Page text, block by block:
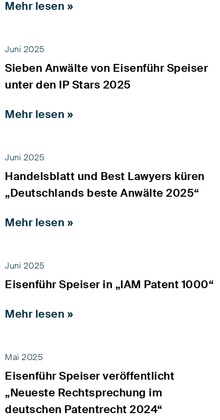
Mehr lesen »
Juni 2025
Sieben Anwälte von Eisenführ Speiser
unter den IP Stars 2025
Mehr lesen »
Juni 2025
Handelsblatt und Best Lawyers küren
„Deutschlands beste Anwälte 2025“
Mehr lesen »
Juni 2025
Eisenführ Speiser in „IAM Patent 1000“
Mehr lesen »
Mai 2025
Eisenführ Speiser veröffentlicht
„Neueste Rechtsprechung im
deutschen Patentrecht 2024“